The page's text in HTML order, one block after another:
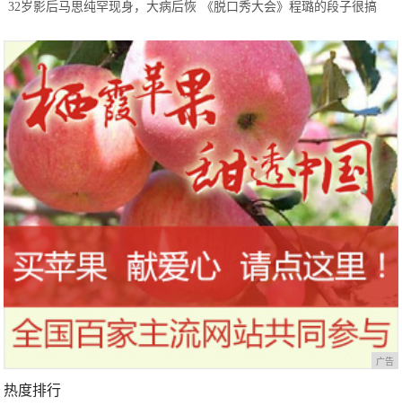
32岁影后马思纯罕现身，大病后恢
《脱口秀大会》程璐的段子很搞
广告
热度排行